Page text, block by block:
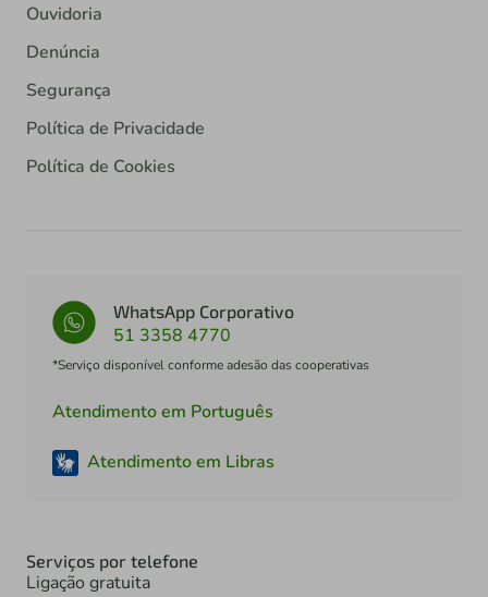
Ouvidoria
Denúncia
Segurança
Política de Privacidade
Política de Cookies
WhatsApp Corporativo
51 3358 4770
*Serviço disponível conforme adesão das cooperativas
Atendimento em Português
Atendimento em Libras
Serviços por telefone
Ligação gratuita